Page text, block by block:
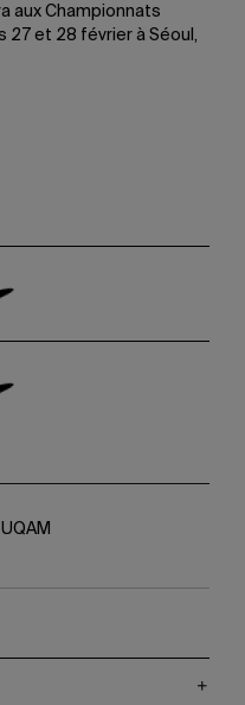
aux Championnats
27 et 28 février à Séoul,